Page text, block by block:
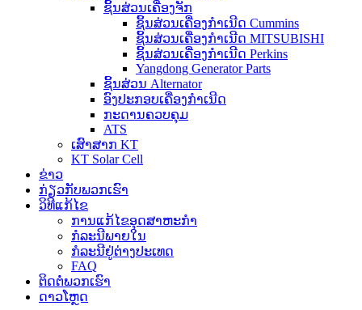
ຊິ້ນສ່ວນເຄື່ອງຈັກ
ຊິ້ນສ່ວນເຄື່ອງກໍາເນີດ Cummins
ຊິ້ນສ່ວນເຄື່ອງກໍາເນີດ MITSUBISHI
ຊິ້ນສ່ວນເຄື່ອງກໍາເນີດ Perkins
Yangdong Generator Parts
ຊິ້ນສ່ວນ Alternator
ອົງປະກອບເຄື່ອງກໍາເນີດ
ກະດານຄວບຄຸມ
ATS
ເສົາສາກ KT
KT Solar Cell
ຂ່າວ
ກ່ຽວ​ກັບ​ພວກ​ເຮົາ
ວິທີແກ້ໄຂ
ການແກ້ໄຂອຸດສາຫະກໍາ
ກໍລະນີພາຍໃນ
ກໍລະນີຢູ່ຕ່າງປະເທດ
FAQ
ຕິດ​ຕໍ່​ພວກ​ເຮົາ
ດາວໂຫຼດ